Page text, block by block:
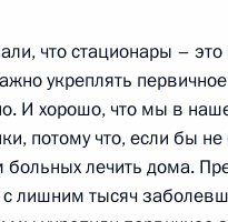
Казахстана Касым-
что стационары –
укреплять
И хорошо, что мы в
потому что, если бы
лечить дома.
тысяч